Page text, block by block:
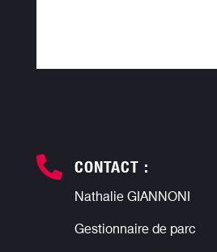
 CONTACT :
Nathalie GIANNONI
Gestionnaire de parc